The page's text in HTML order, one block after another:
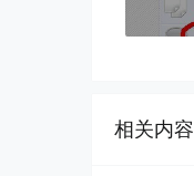
相关内容